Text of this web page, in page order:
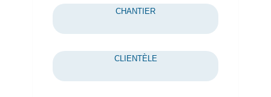
CHANTIER
CLIENTÈLE